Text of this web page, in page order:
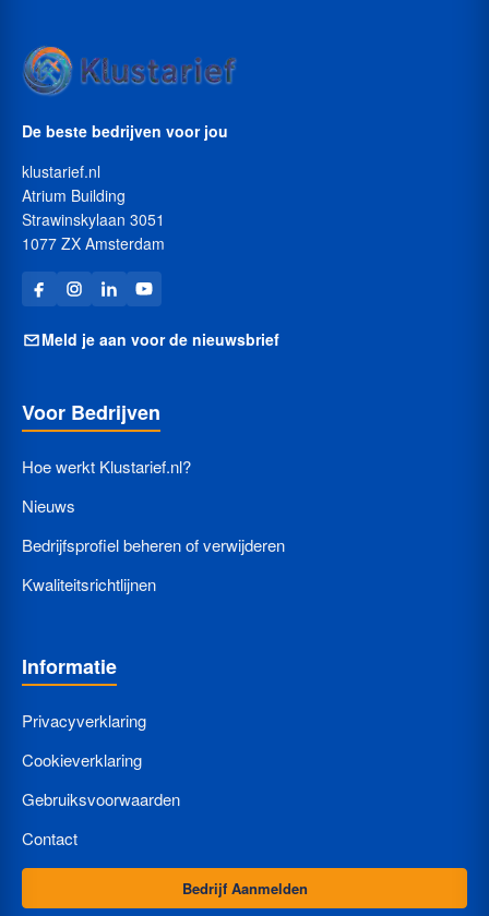
De beste bedrijven voor jou
klustarief.nl
Atrium Building
Strawinskylaan 3051
1077 ZX Amsterdam
Meld je aan voor de nieuwsbrief
Voor Bedrijven
Hoe werkt Klustarief.nl?
Nieuws
Bedrijfsprofiel beheren of verwijderen
Kwaliteitsrichtlijnen
Informatie
Privacyverklaring
Cookieverklaring
Gebruiksvoorwaarden
Contact
Bedrijf Aanmelden